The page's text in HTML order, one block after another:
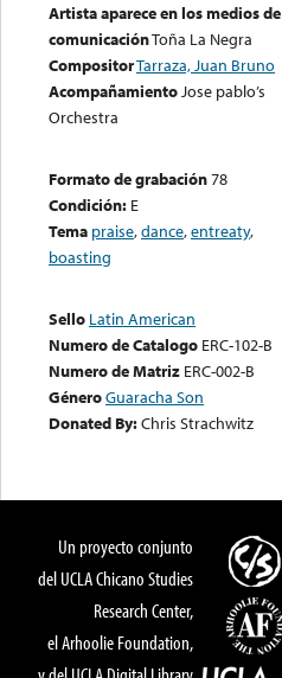
Artista aparece en los medios de
comunicaciónToña La Negra
CompositorTarraza, Juan Bruno
AcompañamientoJose pablo’s
Orchestra
Formato de grabación78
Condición: E
Tema praise,dance,entreaty,
boasting
Sello Latin American
Numero de Catalogo ERC-102-B
Numero de Matriz ERC-002-B
GéneroGuaracha Son
Donated By:Chris Strachwitz
Un proyecto conjunto
del UCLA Chicano Studies
Research Center,
el Arhoolie Foundation,